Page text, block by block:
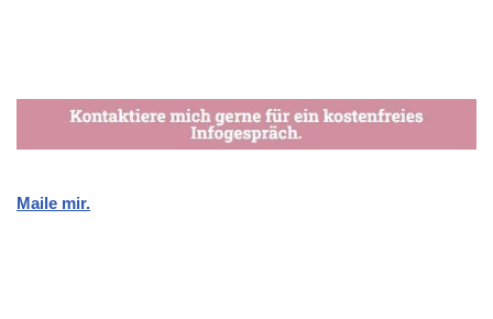
Maile mir.